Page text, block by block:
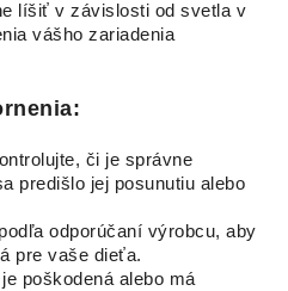
líšiť v závislosti od svetla v
vášho zariadenia
či je správne
predišlo jej posunutiu alebo
odporúčaní výrobcu, aby
pre vaše dieťa.
poškodená alebo má